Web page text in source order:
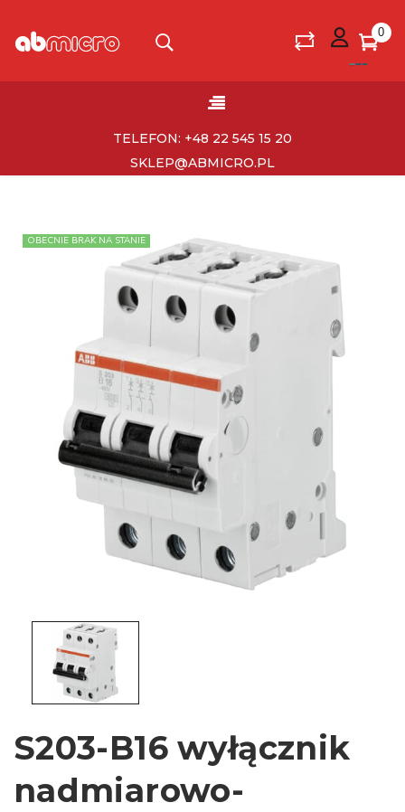
0
Toggle
☰
TELEFON: +48 22 545 15 20
SKLEP@ABMICRO.PL
OBECNIE BRAK NA STANIE
S203-B16 wyłącznik
nadmiarowo-